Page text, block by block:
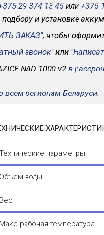
29 374 13 45или +375
подбору и установке
ЗАКАЗ", чтобы
звонок"или
NAD 1000 v2 в
всем регионам Беларуси.
Технические параметры
Объем воды
Вес
Макс.рабочая температура